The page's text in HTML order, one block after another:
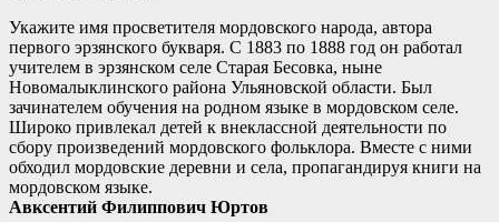
Укажите имя просветителя мордовского народа, автора
первого эрзянского букваря. С 1883 по 1888 год он работал
учителем в эрзянском селе Старая Бесовка, ныне
Новомалыклинского района Ульяновской области. Был
зачинателем обучения на родном языке в мордовском селе.
Широко привлекал детей к внеклассной деятельности по
сбору произведений мордовского фольклора. Вместе с ними
обходил мордовские деревни и села, пропагандируя книги на
мордовском языке.
Авксентий Филиппович Юртов